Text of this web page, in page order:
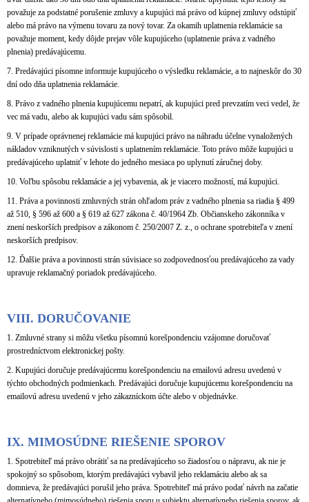
považuje za podstatné porušenie zmluvy a kupujúci má právo od kúpnej zmluvy odstúpiť
alebo má právo na výmenu tovaru za nový tovar. Za okamih uplatnenia reklamácie sa
považuje moment, kedy dôjde prejav vôle kupujúceho (uplatnenie práva z vadného
plnenia) predávajúcemu.
7. Predávajúci písomne informuje kupujúceho o výsledku reklamácie, a to najneskôr do 30
dní odo dňa uplatnenia reklamácie.
8. Právo z vadného plnenia kupujúcemu nepatrí, ak kupujúci pred prevzatím veci vedel, že
vec má vadu, alebo ak kupujúci vadu sám spôsobil.
9. V prípade oprávnenej reklamácie má kupujúci právo na náhradu účelne vynaložených
nákladov vzniknutých v súvislosti s uplatnením reklamácie. Toto právo môže kupujúci u
predávajúceho uplatniť v lehote do jedného mesiaca po uplynutí záručnej doby.
10. Voľbu spôsobu reklamácie a jej vybavenia, ak je viacero možností, má kupujúci.
11. Práva a povinnosti zmluvných strán ohľadom práv z vadného plnenia sa riadia § 499
až 510, § 596 až 600 a § 619 až 627 zákona č. 40/1964 Zb. Občianskeho zákonníka v
znení neskorších predpisov a zákonom č. 250/2007 Z. z., o ochrane spotrebiteľa v znení
neskorších predpisov.
12. Ďalšie práva a povinnosti strán súvisiace so zodpovednosťou predávajúceho za vady
upravuje reklamačný poriadok predávajúceho.
VIII. DORUČOVANIE
1. Zmluvné strany si môžu všetku písomnú korešpondenciu vzájomne doručovať
prostredníctvom elektronickej pošty.
2. Kupujúci doručuje predávajúcemu korešpondenciu na emailovú adresu uvedenú v
týchto obchodných podmienkach. Predávajúci doručuje kupujúcemu korešpondenciu na
emailovú adresu uvedenú v jeho zákazníckom účte alebo v objednávke.
IX. MIMOSÚDNE RIEŠENIE SPOROV
1. Spotrebiteľ má právo obrátiť sa na predávajúceho so žiadosťou o nápravu, ak nie je
spokojný so spôsobom, ktorým predávajúci vybavil jeho reklamáciu alebo ak sa
domnieva, že predávajúci porušil jeho práva. Spotrebiteľ má právo podať návrh na začatie